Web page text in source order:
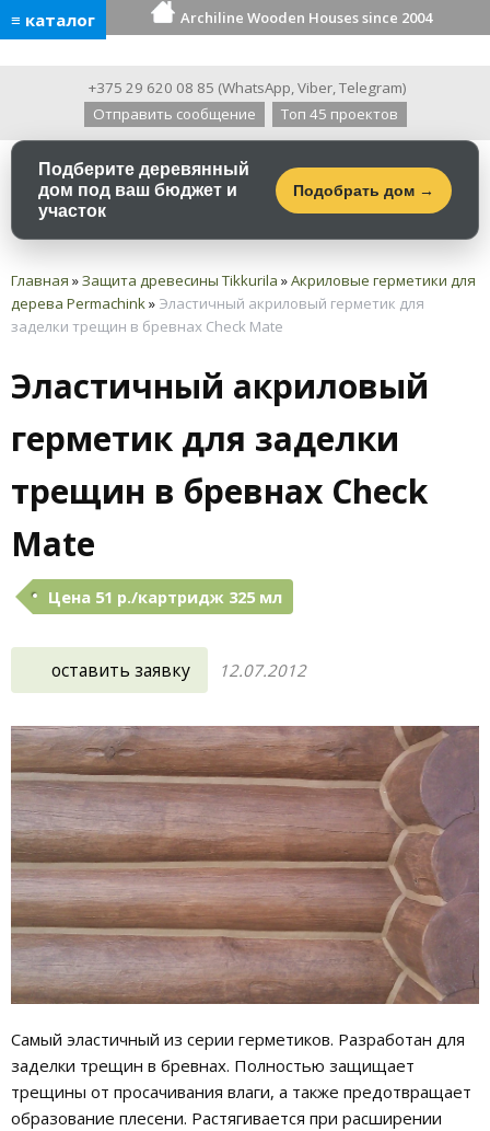
≡ каталог Archiline Wooden Houses since 2004
+375 29 620 08 85 (WhatsApp,Viber,Telegram)
Отправить сообщение
Топ 45 проектов
Подберите деревянный
дом под ваш бюджет и
участок
Подобрать дом →
Главная »Защита древесины Tikkurila »Акриловые герметики для
дерева Permachink» Эластичный акриловый герметик для
заделки трещин в бревнах Check Mate
Эластичный акриловый
герметик для заделки
трещин в бревнах Check
Mate
Цена 51 р./картридж 325 мл
оставить заявку 12.07.2012
Самый эластичный из серии герметиков. Разработан для
заделки трещин в бревнах. Полностью защищает
трещины от просачивания влаги, а также предотвращает
образование плесени. Растягивается при расширении